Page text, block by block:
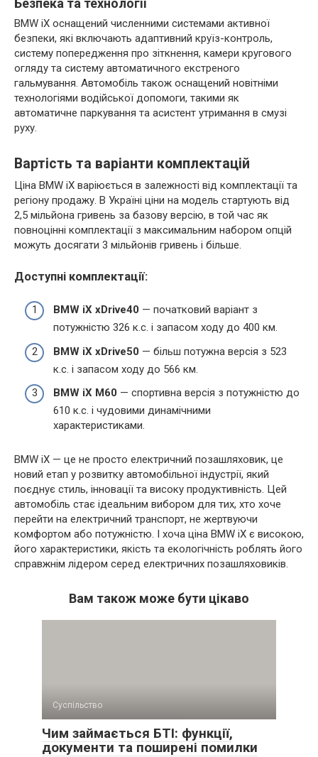
Безпека та технології
BMW iX оснащений численними системами активної
безпеки, які включають адаптивний круїз-контроль,
систему попередження про зіткнення, камери кругового
огляду та систему автоматичного екстреного
гальмування. Автомобіль також оснащений новітніми
технологіями водійської допомоги, такими як
автоматичне паркування та асистент утримання в смузі
руху.
Вартість та варіанти комплектацій
Ціна BMW iX варіюється в залежності від комплектації та
регіону продажу. В Україні ціни на модель стартують від
2,5 мільйона гривень за базову версію, в той час як
повноцінні комплектації з максимальним набором опцій
можуть досягати 3 мільйонів гривень і більше.
Доступні комплектації:
BMW iX xDrive40 — початковий варіант з
потужністю 326 к.с. і запасом ходу до 400 км.
BMW iX xDrive50 — більш потужна версія з 523
к.с. і запасом ходу до 566 км.
BMW iX M60 — спортивна версія з потужністю до
610 к.с. і чудовими динамічними
характеристиками.
BMW iX — це не просто електричний позашляховик, це
новий етап у розвитку автомобільної індустрії, який
поєднує стиль, інновації та високу продуктивність. Цей
автомобіль стає ідеальним вибором для тих, хто хоче
перейти на електричний транспорт, не жертвуючи
комфортом або потужністю. І хоча ціна BMW iX є високою,
його характеристики, якість та екологічність роблять його
справжнім лідером серед електричних позашляховиків.
Вам також може бути цікаво
Суспільство
Чим займається БТІ: функції,
документи та поширені помилки